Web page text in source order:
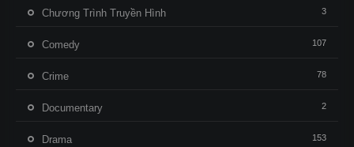
Chương Trình Truyền Hình 3
Comedy 107
Crime 78
Documentary 2
Drama 153